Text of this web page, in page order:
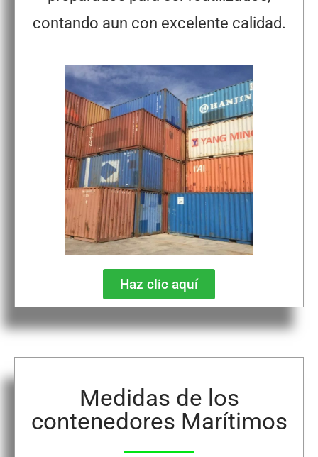
contando aun con excelente calidad.
Haz clic aquí
Medidas de los
contenedores Marítimos